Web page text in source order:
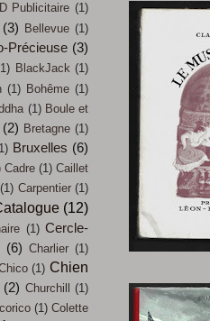
Publicitaire (1)
(3) Bellevue (1)
Précieuse (3)
BlackJack (1)
(1) Bohême (1)
(1) Boule et
(2) Bretagne (1)
Bruxelles (6)
Cadre (1) Caillet
(1) Carpentier (1)
(12)
(1) Cercle-
(6) Charlier (1)
(1) Chien
(2) Churchill (1)
(1) Colette